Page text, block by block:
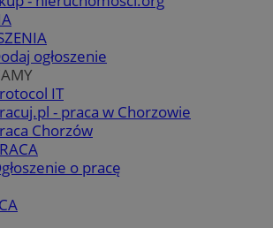
ogłoszenie
IT
- praca w Chorzowie
Chorzów
o pracę